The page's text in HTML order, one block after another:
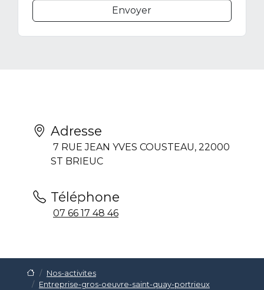
Envoyer
Adresse
7 RUE JEAN YVES COUSTEAU, 22000
ST BRIEUC
Téléphone
07 66 17 48 46
Nos-activites
Entreprise-gros-oeuvre-saint-quay-portrieux